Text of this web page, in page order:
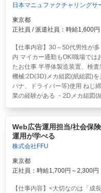
日本マニュファクチャリングサ
東京都
正社員 / 派遣社員：時給1,600円
【仕事内容】30～50代男性が
内 マイカー通勤もOK!職場では
たお仕事 半導体製造装置、検
機械:2D(3D)メカ組図(紙組図)
パナ、ドライバー等)使用 ねじ
業の経験がある ・2Dメカ組図(
Web広告運用担当/社会保
運用が学べる
株式会社FFU
東京都
正社員：時給1,700円～2,300円
【仕事内容】<大切なのは「成